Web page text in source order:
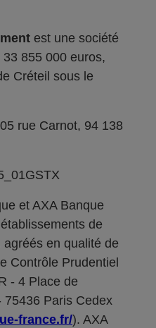
est une société
855 000 euros,
Créteil sous le
rue Carnot, 94 138
et AXA Banque
de
en qualité de
Contrôle Prudentiel
- 4 Place de
75436 Paris Cedex
france.fr/). AXA